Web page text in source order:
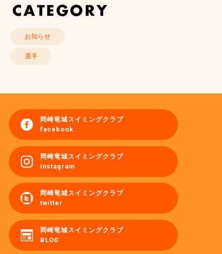
お知らせ
選手
岡崎竜城スイミングクラブ
facebook
岡崎竜城スイミングクラブ
Instagram
岡崎竜城スイミングクラブ
twitter
岡崎竜城スイミングクラブ
BLOG